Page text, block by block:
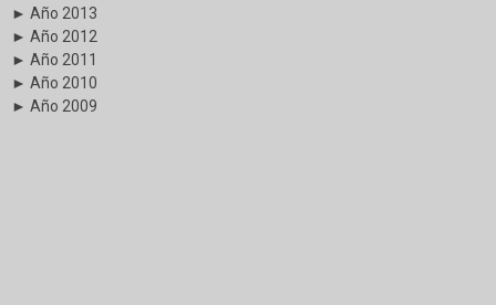
► Año 2013
► Año 2012
► Año 2011
► Año 2010
► Año 2009